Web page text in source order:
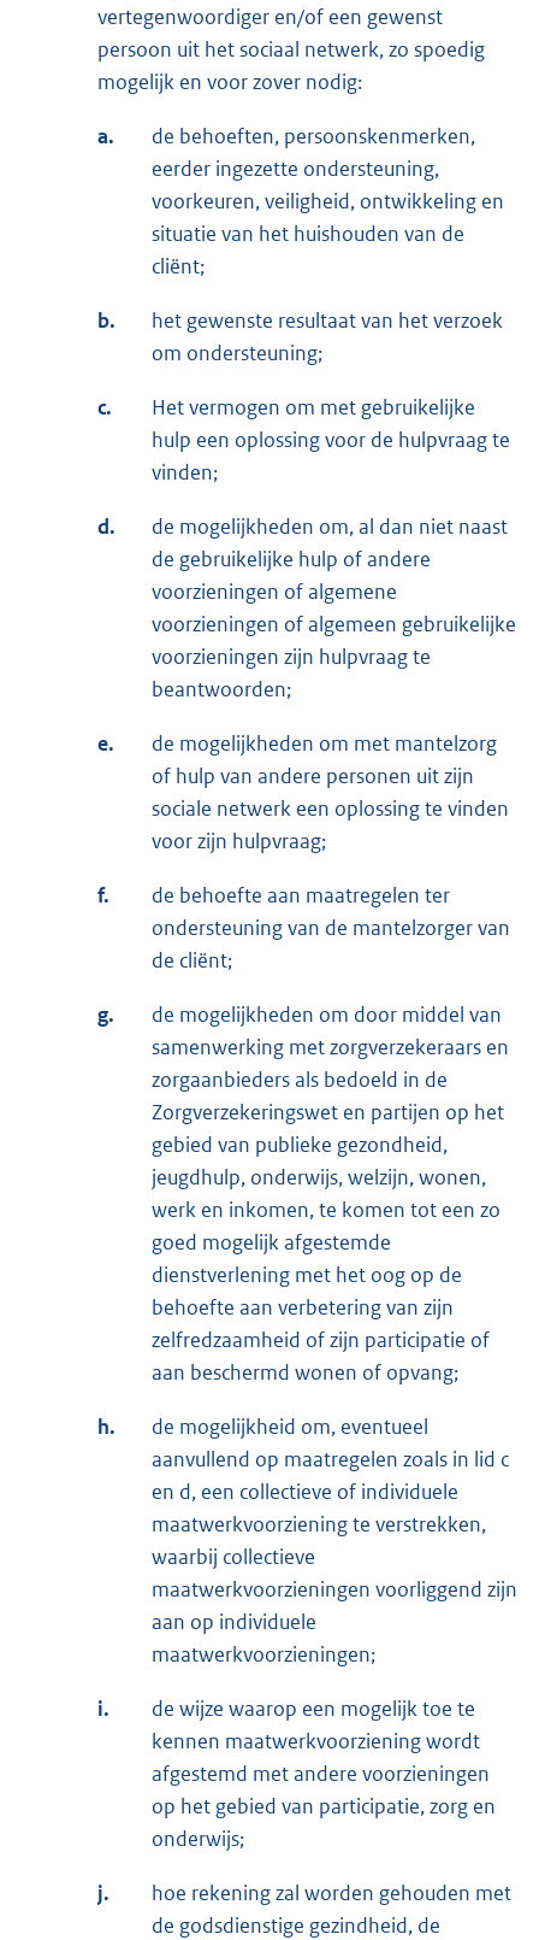
vertegenwoordiger en/of een gewenst
persoon uit het sociaal netwerk, zo spoedig
mogelijk en voor zover nodig:
a.
de behoeften, persoonskenmerken,
eerder ingezette ondersteuning,
voorkeuren, veiligheid, ontwikkeling en
situatie van het huishouden van de
cliënt;
b.
het gewenste resultaat van het verzoek
om ondersteuning;
c.
Het vermogen om met gebruikelijke
hulp een oplossing voor de hulpvraag te
vinden;
d.
de mogelijkheden om, al dan niet naast
de gebruikelijke hulp of andere
voorzieningen of algemene
voorzieningen of algemeen gebruikelijke
voorzieningen zijn hulpvraag te
beantwoorden;
e.
de mogelijkheden om met mantelzorg
of hulp van andere personen uit zijn
sociale netwerk een oplossing te vinden
voor zijn hulpvraag;
f.
de behoefte aan maatregelen ter
ondersteuning van de mantelzorger van
de cliënt;
g.
de mogelijkheden om door middel van
samenwerking met zorgverzekeraars en
zorgaanbieders als bedoeld in de
Zorgverzekeringswet en partijen op het
gebied van publieke gezondheid,
jeugdhulp, onderwijs, welzijn, wonen,
werk en inkomen, te komen tot een zo
goed mogelijk afgestemde
dienstverlening met het oog op de
behoefte aan verbetering van zijn
zelfredzaamheid of zijn participatie of
aan beschermd wonen of opvang;
h.
de mogelijkheid om, eventueel
aanvullend op maatregelen zoals in lid c
en d, een collectieve of individuele
maatwerkvoorziening te verstrekken,
waarbij collectieve
maatwerkvoorzieningen voorliggend zijn
aan op individuele
maatwerkvoorzieningen;
i.
de wijze waarop een mogelijk toe te
kennen maatwerkvoorziening wordt
afgestemd met andere voorzieningen
op het gebied van participatie, zorg en
onderwijs;
j.
hoe rekening zal worden gehouden met
de godsdienstige gezindheid, de